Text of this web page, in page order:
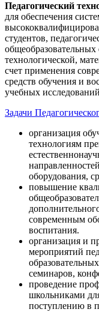
Педагогический
для обеспечения
студентов,
общеобразовательных
технологической,
счет применения
средств обучения и
учебных
Задачи
организация
технологиям
оборудования,
повышение
современным
воспитания.
организация и
мероприятий
семинаров,
проведение
школьниками
поступлению в